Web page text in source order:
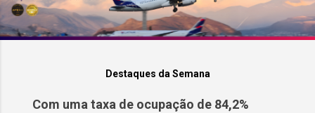
Destaques da Semana
Com uma taxa de ocupação de 84,2%